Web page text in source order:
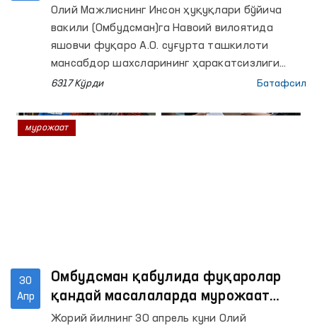
суғурта товонини тўлашга мажбур
бўлди
Олий Мажлиснинг Инсон ҳуқуқлари бўйича
вакили (Омбудсман)га Навоий вилоятида
яшовчи фуқаро А.О. суғурта ташкилоти
мансабдор шахсларининг ҳаракатсизлиги
бўйича шикоят қилди.
6317 Кўрди Батафсил
30
Апр
Омбудсман қабулида фуқаролар
қандай масалаларда мурожаат
қилишди?
Жорий йилнинг 30 апрель куни Олий
мурожаат